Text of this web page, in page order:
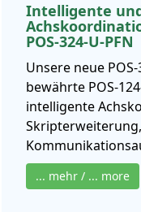
Intelligente
POS-324-U-PFN
Unsere neue
bewährte POS-
intelligente
... mehr / ... more